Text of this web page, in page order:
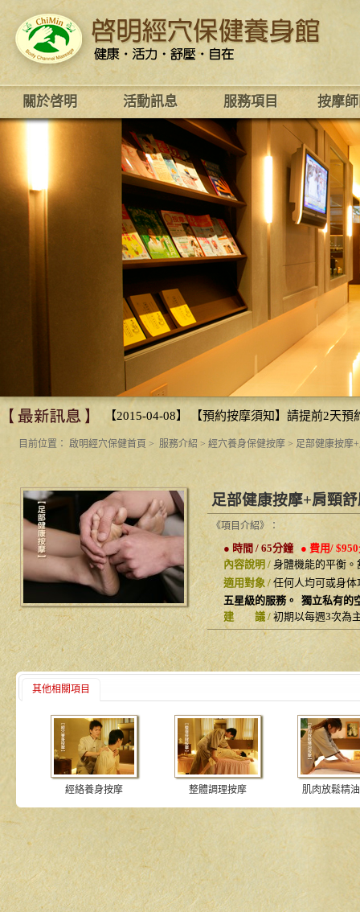
關於啓明 活動訊息 服務項目 按摩
【2015-04-08】 【預約按摩須知】請提前2天預
目前位置： 啟明經穴保健首頁 > 服務介紹 > 經穴養身保健按摩 > 足部健康按摩
足部健康按摩+肩頸
《項目介紹》：
● 時間 / 65分鐘 ● 費用/
內容說明 / 身體機能的平衡
適用對象/ 任何人均可或身体
五星級的服務。 獨立私有的
建 議/ 初期以每週3次為
其他相關項目
經絡養身按摩 整體調理按摩 肌肉放鬆精